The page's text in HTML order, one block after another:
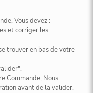
Vous devez :
et corriger les
trouver en bas de votre
Commande, Nous
avant de la valider.